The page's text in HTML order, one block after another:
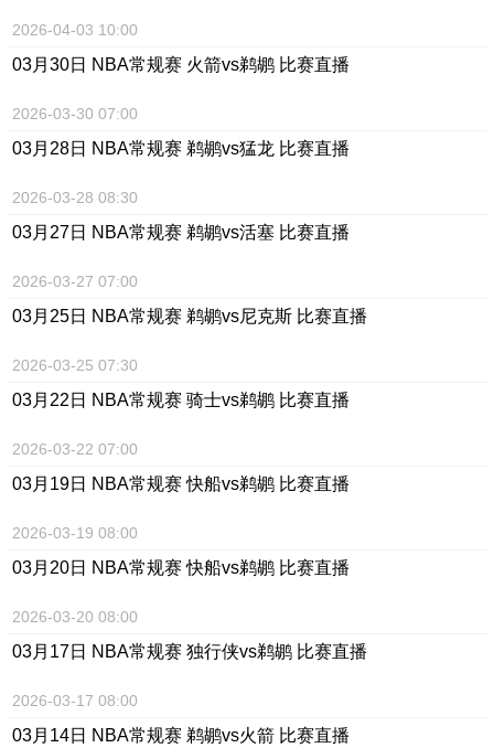
2026-04-03 10:00
03月30日 NBA常规赛 火箭vs鹈鹕 比赛直播
2026-03-30 07:00
03月28日 NBA常规赛 鹈鹕vs猛龙 比赛直播
2026-03-28 08:30
03月27日 NBA常规赛 鹈鹕vs活塞 比赛直播
2026-03-27 07:00
03月25日 NBA常规赛 鹈鹕vs尼克斯 比赛直播
2026-03-25 07:30
03月22日 NBA常规赛 骑士vs鹈鹕 比赛直播
2026-03-22 07:00
03月19日 NBA常规赛 快船vs鹈鹕 比赛直播
2026-03-19 08:00
03月20日 NBA常规赛 快船vs鹈鹕 比赛直播
2026-03-20 08:00
03月17日 NBA常规赛 独行侠vs鹈鹕 比赛直播
2026-03-17 08:00
03月14日 NBA常规赛 鹈鹕vs火箭 比赛直播